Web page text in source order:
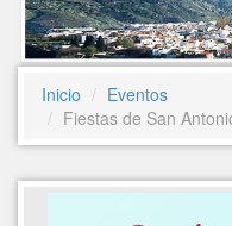
Inicio
Eventos
Fiestas de San